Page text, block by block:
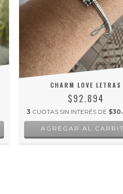
CHARM LOVE LETRAS
$92.894
3 CUOTAS SIN INTERÉS DE
AGREGAR AL